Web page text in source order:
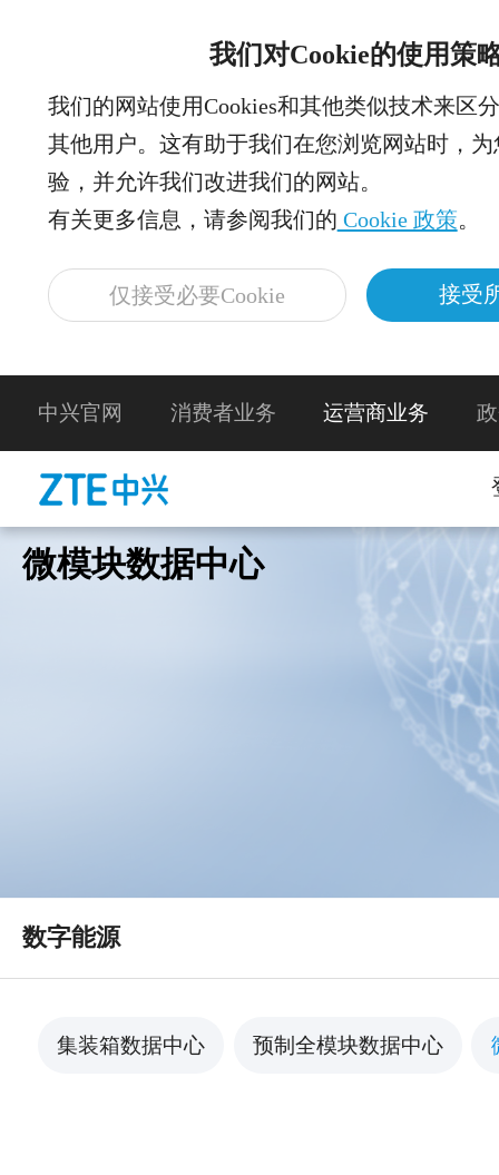
我们对Cookie的使用策
我们的网站使用Cookies和其他类似技术来区
其他用户。这有助于我们在您浏览网站时，
验，并允许我们改进我们的网站。
有关更多信息，请参阅我们的 Cookie 政策。
仅接受必要Cookie 接受
中兴官网 消费者业务 运营商业务
微模块数据中心
数字能源
集装箱数据中心 预制全模块数据中心